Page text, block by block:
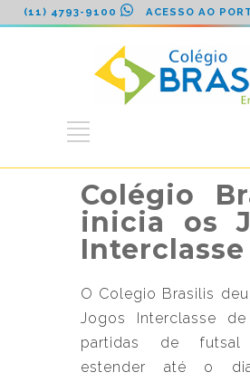
(11) 4793-9100 ACESSO AO
Colégio
inicia os
Interclasse
O Colegio Brasilis
Jogos Interclasse
partidas de
estender até o